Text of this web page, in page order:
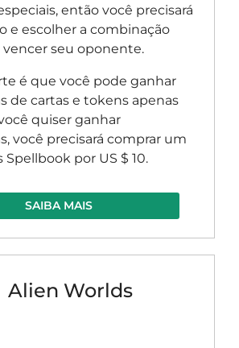
então você precisará
e escolher a combinação
vencer seu oponente.
é que você pode ganhar
de cartas e tokens apenas
quiser ganhar
você precisará comprar um
Spellbook por US $ 10.
SAIBA MAIS
Alien Worlds